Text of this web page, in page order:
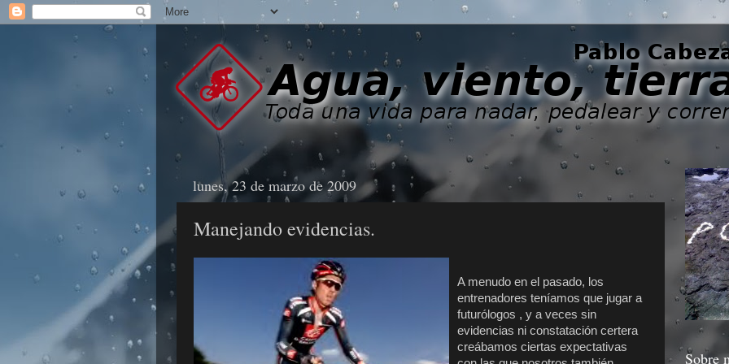
lunes, 23 de marzo de 2009
Manejando evidencias.
A menudo en el pasado, los
entrenadores teníamos que jugar a
futurólogos , y a veces sin
evidencias ni constatación certera
creábamos ciertas expectativas
Sobre